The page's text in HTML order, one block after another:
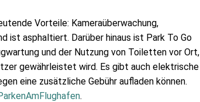
Vorteile: Kameraüberwachung,
ist asphaltiert. Darüber hinaus ist Park To Go
und der Nutzung von Toiletten vor Ort,
gewährleistet wird. Es gibt auch elektrische
eine zusätzliche Gebühr aufladen können.
.